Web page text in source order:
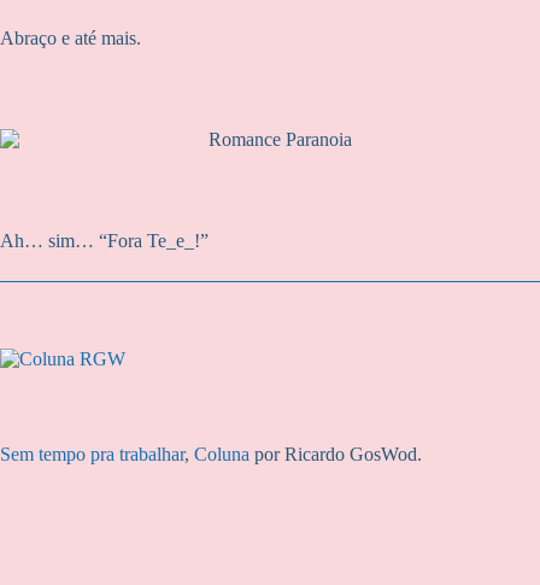
Abraço e até mais.
Ah… sim… “Fora Te_e_!”
Sem tempo pra trabalhar, Coluna por Ricardo GosWod.